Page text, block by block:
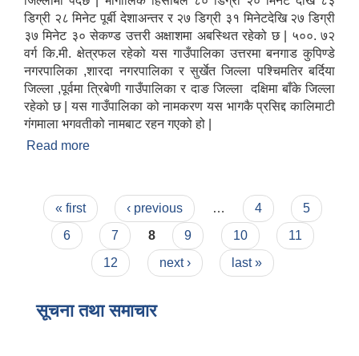
डिग्री २८ मिनेट पूर्बी देशाअन्तर र २७ डिग्री ३१ मिनेटदेखि २७ डिग्री
३७ मिनेट ३० सेकण्ड उत्तरी अक्षाशमा अबस्थित रहेको छ | ५००. ७२
वर्ग कि.मी. क्षेत्रफल रहेको यस गाउँपालिका उत्तरमा बनगाड कुपिण्डे
नगरपालिका ,शारदा नगरपालिका र सुर्खेत जिल्ला पश्चिमतिर बर्दिया
जिल्ला ,पूर्वमा त्रिबेणी गाउँपालिका र दाङ जिल्ला दक्षिमा बाँके जिल्ला
रहेको छ | यस गाउँपालिका को नामकरण यस भागकै प्रसिद्द कालिमाटी
गंगमाला भगवतीको नामबाट रहन गएको हो |
Read more
Pages
« first ‹ previous … 4
5
6
7 8 9 10
11
12
next › last »
सूचना तथा समाचार